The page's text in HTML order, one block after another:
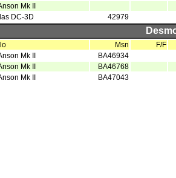
Mk II
DC-3D 42979
Msn
F/F
Mk II
BA46934
Mk II
BA46768
Mk II BA47043